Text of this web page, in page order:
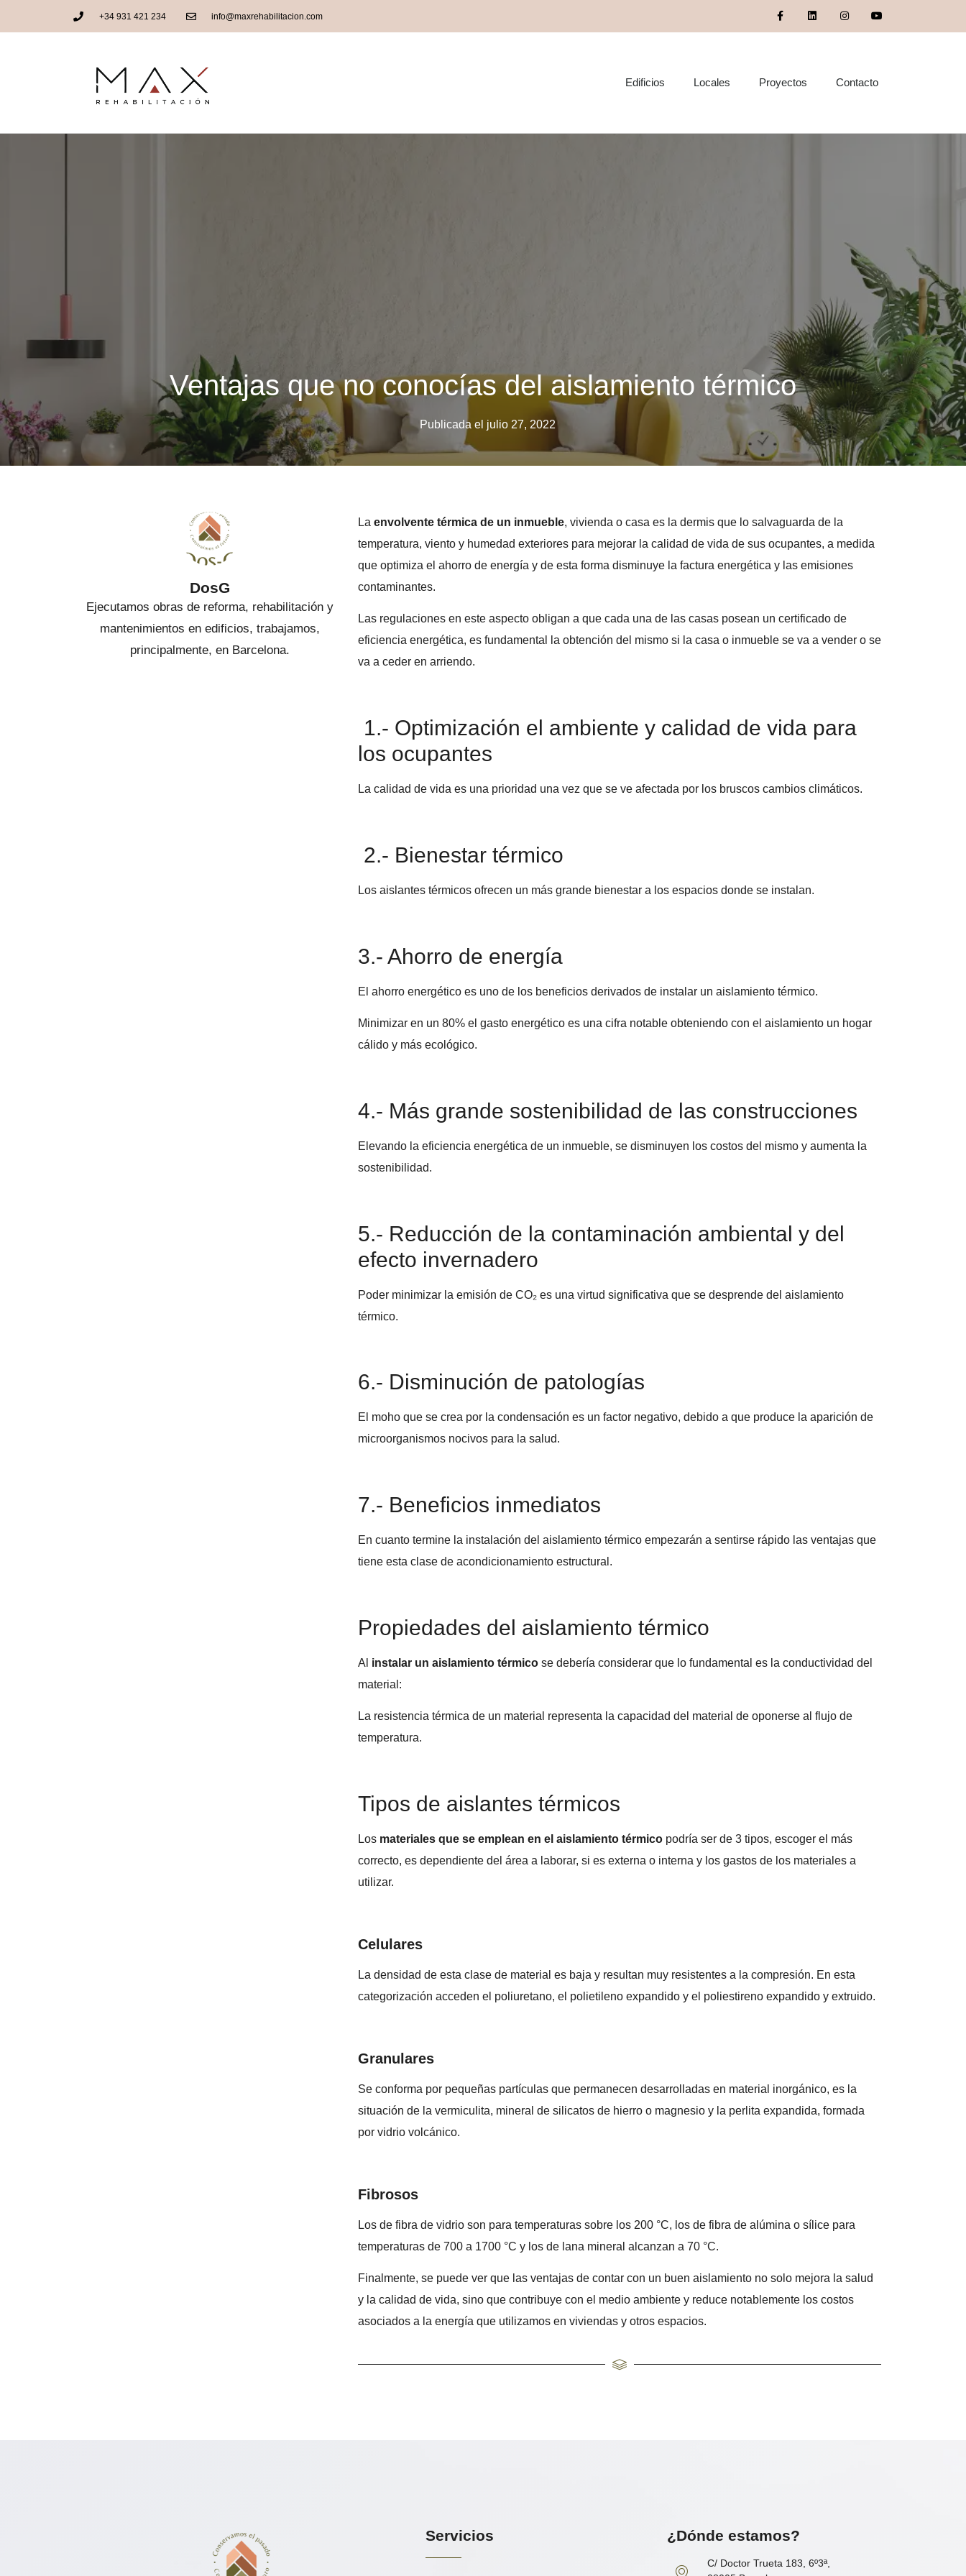
+34 931 421 234 info@maxrehabilitacion.com
Edificios Locales Proyectos Contacto
Ventajas que no conocías del aislamiento térmico
Publicada el julio 27, 2022
DosG
Ejecutamos obras de reforma, rehabilitación y
mantenimientos en edificios, trabajamos,
principalmente, en Barcelona.
La envolvente térmica de un inmueble, vivienda o casa es la dermis que lo salvaguarda de la
temperatura, viento y humedad exteriores para mejorar la calidad de vida de sus ocupantes, a medida
que optimiza el ahorro de energía y de esta forma disminuye la factura energética y las emisiones
contaminantes.
Las regulaciones en este aspecto obligan a que cada una de las casas posean un certificado de
eficiencia energética, es fundamental la obtención del mismo si la casa o inmueble se va a vender o se
va a ceder en arriendo.
1.- Optimización el ambiente y calidad de vida para
los ocupantes
La calidad de vida es una prioridad una vez que se ve afectada por los bruscos cambios climáticos.
2.- Bienestar térmico
Los aislantes térmicos ofrecen un más grande bienestar a los espacios donde se instalan.
3.- Ahorro de energía
El ahorro energético es uno de los beneficios derivados de instalar un aislamiento térmico.
Minimizar en un 80% el gasto energético es una cifra notable obteniendo con el aislamiento un hogar
cálido y más ecológico.
4.- Más grande sostenibilidad de las construcciones
Elevando la eficiencia energética de un inmueble, se disminuyen los costos del mismo y aumenta la
sostenibilidad.
5.- Reducción de la contaminación ambiental y del
efecto invernadero
Poder minimizar la emisión de CO₂ es una virtud significativa que se desprende del aislamiento
térmico.
6.- Disminución de patologías
El moho que se crea por la condensación es un factor negativo, debido a que produce la aparición de
microorganismos nocivos para la salud.
7.- Beneficios inmediatos
En cuanto termine la instalación del aislamiento térmico empezarán a sentirse rápido las ventajas que
tiene esta clase de acondicionamiento estructural.
Propiedades del aislamiento térmico
Al instalar un aislamiento térmicose debería considerar que lo fundamental es la conductividad del
material:
La resistencia térmica de un material representa la capacidad del material de oponerse al flujo de
temperatura.
Tipos de aislantes térmicos
Los materiales que se emplean en el aislamiento térmicopodría ser de 3 tipos, escoger el más
correcto, es dependiente del área a laborar, si es externa o interna y los gastos de los materiales a
utilizar.
Celulares
La densidad de esta clase de material es baja y resultan muy resistentes a la compresión. En esta
categorización acceden el poliuretano, el polietileno expandido y el poliestireno expandido y extruido.
Granulares
Se conforma por pequeñas partículas que permanecen desarrolladas en material inorgánico, es la
situación de la vermiculita, mineral de silicatos de hierro o magnesio y la perlita expandida, formada
por vidrio volcánico.
Fibrosos
Los de fibra de vidrio son para temperaturas sobre los 200 °C, los de fibra de alúmina o sílice para
temperaturas de 700 a 1700 °C y los de lana mineral alcanzan a 70 °C.
Finalmente, se puede ver que las ventajas de contar con un buen aislamiento no solo mejora la salud
y la calidad de vida, sino que contribuye con el medio ambiente y reduce notablemente los costos
asociados a la energía que utilizamos en viviendas y otros espacios.
Servicios ¿Dónde estamos?
C/ Doctor Trueta 183, 6º3ª,